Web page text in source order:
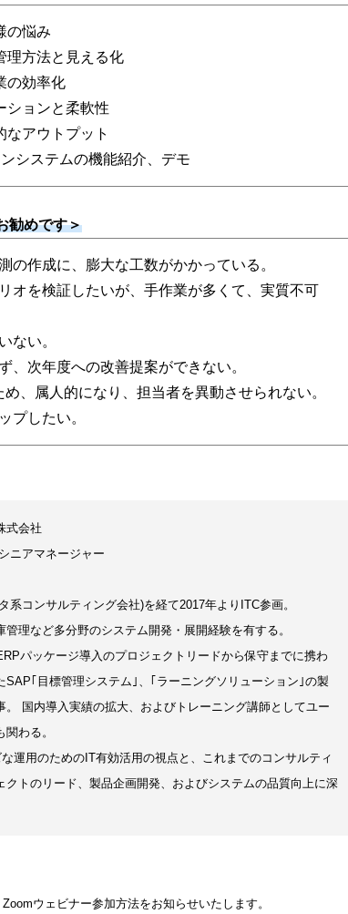
の悩み
理方法と見える化
の効率化
ションと柔軟性
なアウトプット
システムの機能紹介、デモ
勧めです＞
の作成に、膨大な工数がかかっている。
オを検証したいが、手作業が多くて、実質不可
ない。
、次年度への改善提案ができない。
、属人的になり、担当者を異動させられない。
プしたい。
式会社
ニアマネージャー
コンサルティング会社)を経て2017年よりITC参画。
理など多分野のシステム開発・展開経験を有する。
パッケージ導入のプロジェクトリードから保守までに携わ
SAP｢目標管理システム｣、｢ラーニングソリューション｣の製
国内導入実績の拡大、およびトレーニング講師としてユー
わる。
運用のためのIT有効活用の視点と、これまでのコンサルティ
クトのリード、製品企画開発、およびシステムの品質向上に深
ウェビナー参加方法をお知らせいたします。